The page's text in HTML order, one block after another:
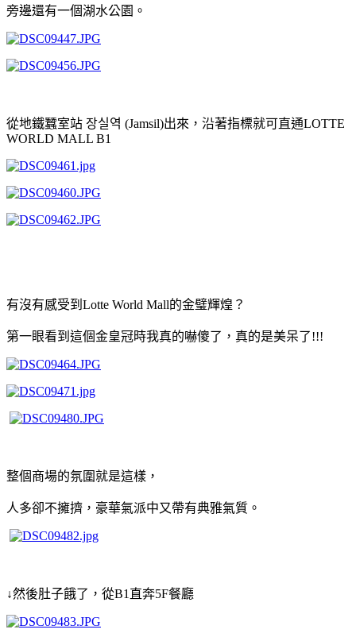
旁邊還有一個湖水公園。
從地鐵蠶室站 장실역 (Jamsil)出來， 沿著指標就可直通LOTTE
WORLD MALL B1
有沒有感受到Lotte World Mall的金璧輝煌？
第一眼看到這個金皇冠時我真的嚇傻了， 真的是美呆了!!!
整個商場的氛圍就是這樣，
人多卻不擁擠， 豪華氣派中又帶有典雅氣質。
↓然後肚子餓了，從B1直奔5F餐廳